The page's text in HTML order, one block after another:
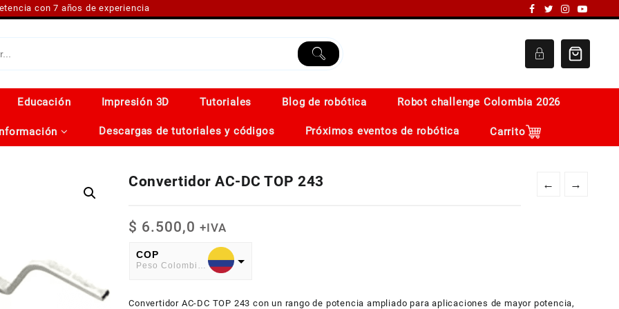
con 7 años de experiencia
Educación Impresión 3D Tutoriales Blog de robótica Robot challenge Colombia 2026
Descargas de tutoriales y códigos Próximos eventos de robótica Carrito
← →
Convertidor AC-DC TOP 243
$ 6.500,0 +IVA
COP
Peso Colombiano
American Dollar
Convertidor AC-DC TOP 243 con un rango de potencia ampliado para aplicaciones de mayor potencia,